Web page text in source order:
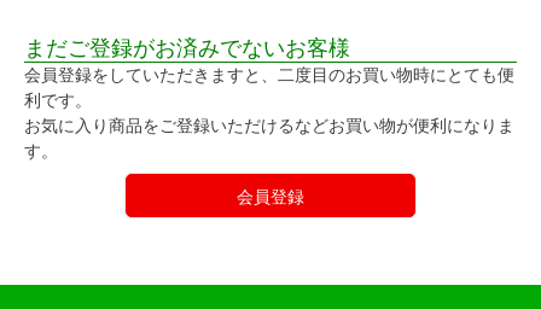
まだご登録がお済みでないお客様
会員登録をしていただきますと、二度目のお買い物時にとても便
利です。
お気に入り商品をご登録いただけるなどお買い物が便利になりま
す。
会員登録